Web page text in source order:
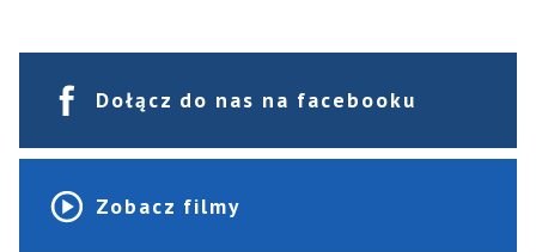
Dołącz do nas na facebooku
Zobacz filmy